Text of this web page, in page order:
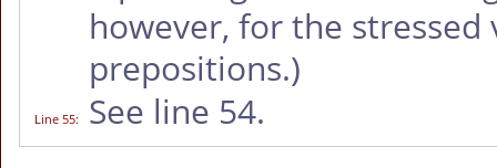
however, for the
prepositions.)
Line 55: See line 54.